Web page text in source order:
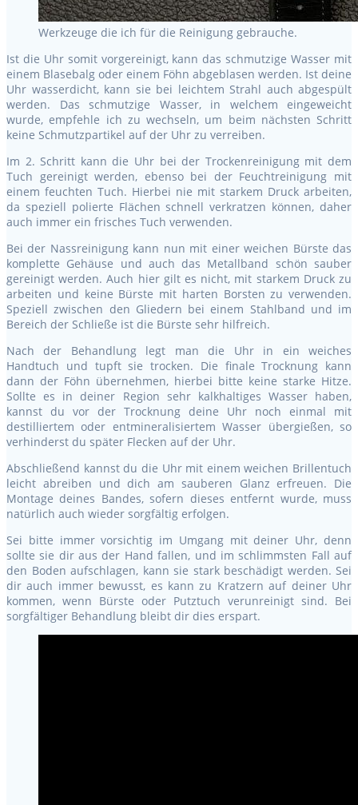
Werkzeuge die ich für die Reinigung gebrauche.
Ist die Uhr somit vorgereinigt, kann das schmutzige Wasser mit
einem Blasebalg oder einem Föhn abgeblasen werden. Ist deine
Uhr wasserdicht, kann sie bei leichtem Strahl auch abgespült
werden. Das schmutzige Wasser, in welchem eingeweicht
wurde, empfehle ich zu wechseln, um beim nächsten Schritt
keine Schmutzpartikel auf der Uhr zu verreiben.
Im 2. Schritt kann die Uhr bei der Trockenreinigung mit dem
Tuch gereinigt werden, ebenso bei der Feuchtreinigung mit
einem feuchten Tuch. Hierbei nie mit starkem Druck arbeiten,
da speziell polierte Flächen schnell verkratzen können, daher
auch immer ein frisches Tuch verwenden.
Bei der Nassreinigung kann nun mit einer weichen Bürste das
komplette Gehäuse und auch das Metallband schön sauber
gereinigt werden. Auch hier gilt es nicht, mit starkem Druck zu
arbeiten und keine Bürste mit harten Borsten zu verwenden.
Speziell zwischen den Gliedern bei einem Stahlband und im
Bereich der Schließe ist die Bürste sehr hilfreich.
Nach der Behandlung legt man die Uhr in ein weiches
Handtuch und tupft sie trocken. Die finale Trocknung kann
dann der Föhn übernehmen, hierbei bitte keine starke Hitze.
Sollte es in deiner Region sehr kalkhaltiges Wasser haben,
kannst du vor der Trocknung deine Uhr noch einmal mit
destilliertem oder entmineralisiertem Wasser übergießen, so
verhinderst du später Flecken auf der Uhr.
Abschließend kannst du die Uhr mit einem weichen Brillentuch
leicht abreiben und dich am sauberen Glanz erfreuen. Die
Montage deines Bandes, sofern dieses entfernt wurde, muss
natürlich auch wieder sorgfältig erfolgen.
Sei bitte immer vorsichtig im Umgang mit deiner Uhr, denn
sollte sie dir aus der Hand fallen, und im schlimmsten Fall auf
den Boden aufschlagen, kann sie stark beschädigt werden. Sei
dir auch immer bewusst, es kann zu Kratzern auf deiner Uhr
kommen, wenn Bürste oder Putztuch verunreinigt sind. Bei
sorgfältiger Behandlung bleibt dir dies erspart.